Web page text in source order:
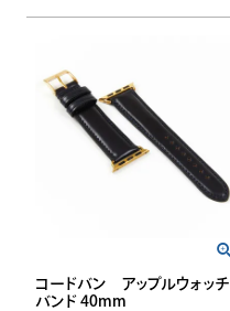
コードバン アップルウォッチ
バンド 40mm